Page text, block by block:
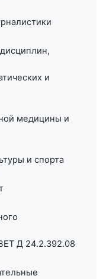
и
медицины и
и спорта
Д 24.2.392.08